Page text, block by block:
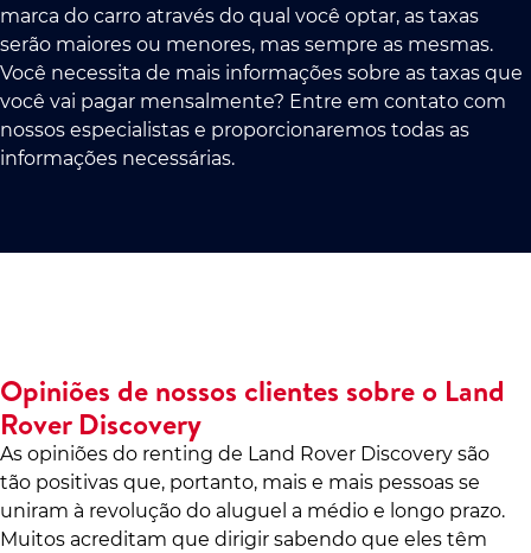
marca do carro através do qual você optar, as taxas
serão maiores ou menores, mas sempre as mesmas.
Você necessita de mais informações sobre as taxas que
você vai pagar mensalmente? Entre em contato com
nossos especialistas e proporcionaremos todas as
informações necessárias.
Opiniões de nossos clientes sobre o Land
Rover Discovery
As opiniões do renting de Land Rover Discovery são
tão positivas que, portanto, mais e mais pessoas se
uniram à revolução do aluguel a médio e longo prazo.
Muitos acreditam que dirigir sabendo que eles têm